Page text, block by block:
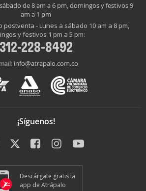
de 8 am a 6 pm, domingos y festivos 9
am a 1 pm
postventa - Lunes a sábado 10 am a 8 pm,
y festivos 1 pm a 5 pm:
312-228-8492
info@atrapalo.com.co
¡Síguenos!
Descárgate gratis la
app de Atrápalo